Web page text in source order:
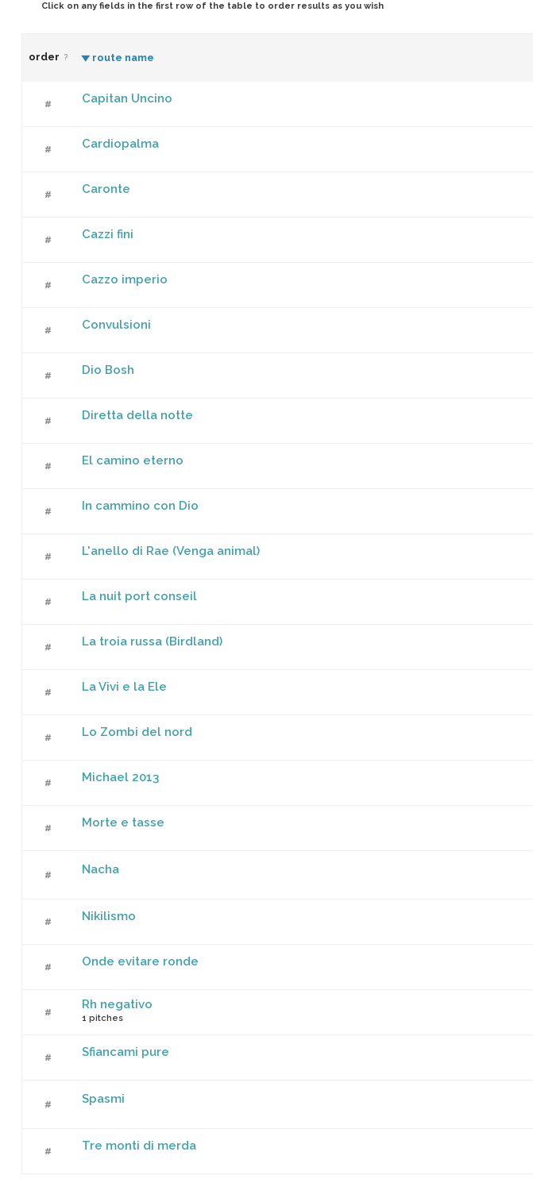
Click on any fields in the first row of the table to order results as you wish
order ? route name
# Capitan Uncino
# Cardiopalma
# Caronte
# Cazzi fini
# Cazzo imperio
# Convulsioni
# Dio Bosh
# Diretta della notte
# El camino eterno
# In cammino con Dio
# L'anello di Rae (Venga animal)
# La nuit port conseil
# La troia russa (Birdland)
# La Vivi e la Ele
# Lo Zombi del nord
# Michael 2013
# Morte e tasse
# Nacha
# Nikilismo
# Onde evitare ronde
#
Rh negativo
1 pitches
# Sfiancami pure
# Spasmi
# Tre monti di merda